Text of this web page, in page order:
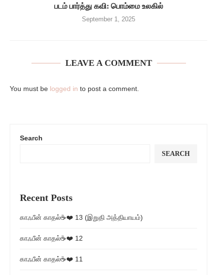
படம் பார்த்து கவி: பொம்மை உலகில்
September 1, 2025
LEAVE A COMMENT
You must be logged in to post a comment.
Search
SEARCH
Recent Posts
காஃபீன் காதல்☕❤️ 13 (இறுதி அத்தியாயம்)
காஃபீன் காதல்☕❤️ 12
காஃபீன் காதல்☕❤️ 11